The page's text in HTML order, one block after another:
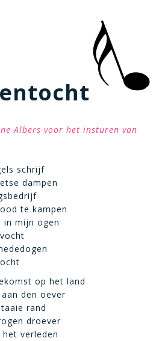
Albers voor het insturen van
schrijf
dampen
te kampen
in mijn ogen
op het land
den oever
rand
droever
verleden